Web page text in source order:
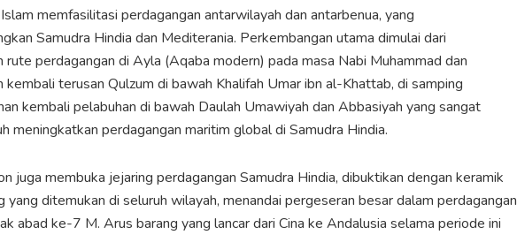
memfasilitasi perdagangan antarwilayah dan antarbenua, yang
Samudra Hindia dan Mediterania. Perkembangan utama dimulai dari
rute perdagangan di Ayla (Aqaba modern) pada masa Nabi Muhammad dan
kembali terusan Qulzum di bawah Khalifah Umar ibn al-Khattab, di samping
kembali pelabuhan di bawah Daulah Umawiyah dan Abbasiyah yang sangat
meningkatkan perdagangan maritim global di Samudra Hindia.
juga membuka jejaring perdagangan Samudra Hindia, dibuktikan dengan keramik
yang ditemukan di seluruh wilayah, menandai pergeseran besar dalam perdagangan
abad ke-7 M. Arus barang yang lancar dari Cina ke Andalusia selama periode ini